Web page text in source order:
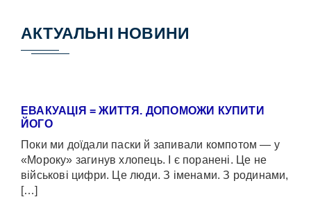
АКТУАЛЬНІ НОВИНИ
ЕВАКУАЦІЯ = ЖИТТЯ. ДОПОМОЖИ КУПИТИ
ЙОГО
Поки ми доїдали паски й запивали компотом — у
«Мороку» загинув хлопець. І є поранені. Це не
військові цифри. Це люди. З іменами. З родинами,
[…]